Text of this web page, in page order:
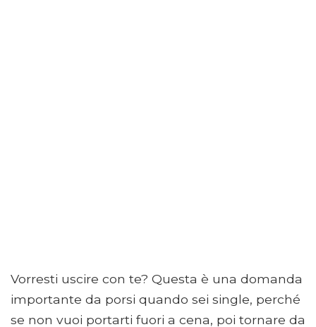
Vorresti uscire con te? Questa è una domanda
importante da porsi quando sei single, perché
se non vuoi portarti fuori a cena, poi tornare da